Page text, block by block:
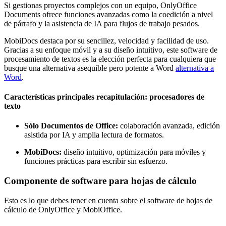
Si gestionas proyectos complejos con un equipo, OnlyOffice
Documents ofrece funciones avanzadas como la coedición a nivel
de párrafo y la asistencia de IA para flujos de trabajo pesados.
MobiDocs destaca por su sencillez, velocidad y facilidad de uso.
Gracias a su enfoque móvil y a su diseño intuitivo, este software de
procesamiento de textos es la elección perfecta para cualquiera que
busque una alternativa asequible pero potente a Word alternativa a
Word.
Características principales recapitulación: procesadores de
texto
Sólo Documentos de Office: colaboración avanzada, edición
asistida por IA y amplia lectura de formatos.
MobiDocs: diseño intuitivo, optimización para móviles y
funciones prácticas para escribir sin esfuerzo.
Componente de software para hojas de cálculo
Esto es lo que debes tener en cuenta sobre el software de hojas de
cálculo de OnlyOffice y MobiOffice.